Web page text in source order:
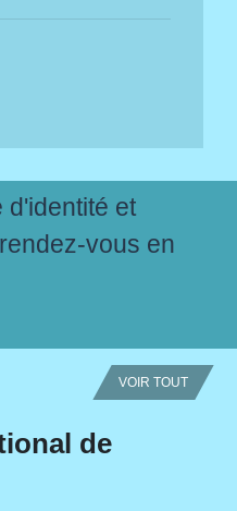
d'identité et
vous en
VOIR TOUT
de